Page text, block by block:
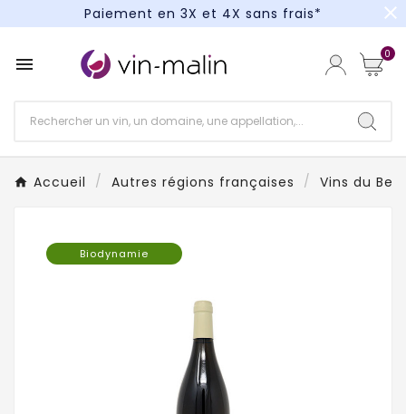
Paiement en 3X et 4X sans frais*
Paiement en 3X et 4X sans frais*
close
 0
Accueil Autres régions françaises Vins du
Biodynamie